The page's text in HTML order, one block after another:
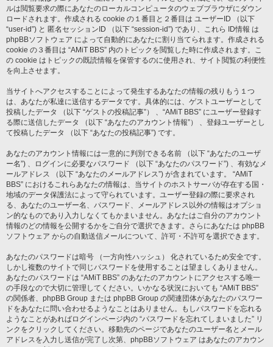
ルは閲覧要求の際にあなたのローカルコンピュータのウェブブラウザにダウン
ロードされます。作成される cookie の１番目と２番目は ユーザーID （以下
“user-id”) と 匿名セッションID （以下 “session-id”) であり、これら ID情報 は
phpBBソフトウェア によって自動的にあなたに割り当てられます。作成される
cookie の３番目は “AMiT BBS” 内のトピックを閲覧した時に作成されます。こ
の cookie はトピックの既読情報を保管するのに使用され、サイト閲覧の利便性
を向上させます。
当サイトへアクセスすることによって発生するあなたの情報の残りもう１つ
は、あなたが私達に送信するデータです。具体的には、ゲストユーザーとして
投稿したデータ （以下 “ゲストの投稿記事”） 、“AMiT BBS” にユーザー登録す
る際に送信したデータ （以下 “あなたのアカウント情報”） 、登録ユーザーとし
て投稿したデータ （以下 “あなたの投稿記事”) です。
あなたのアカウント情報には一意的に判別できる名前 （以下 “あなたのユーザ
ー名”) 、ログインに必要なパスワード （以下 “あなたのパスワード”) 、有効なメ
ールアドレス （以下 “あなたのメールアドレス”) が含まれています。 “AMiT
BBS” におけるこれらあなたの情報は、当サイトのホストサーバが存在する国・
地域のデータ保護法によって守られています。ユーザー登録の際に要求され
る、あなたのユーザー名、パスワード、メールアドレス以外の情報はオプショ
ン的なものであり入力しなくてもかまいません。あなたはご自分のアカウント
情報のどの情報を公開するかをご自分で選択できます。さらにあなたは phpBB
ソフトウェア からの自動送信メールについて、許可・不許可を選択できます。
あなたのパスワードは暗号 （一方向性ハッシュ） 化されているため安全です。
しかし複数のサイトで同じパスワードを使用することは望ましくありません。
あなたのパスワードは “AMiT BBS” のあなたのアカウントにアクセスする唯一
の手段なので大切に管理してください。いかなる状況においても “AMiT BBS”
の関係者、phpBB Group または phpBB Group の関連団体があなたのパスワー
ドをあなたに問い合わせるようなことはありません。もしパスワードを忘れる
ようなことがあればログインページ内の “パスワードを忘れてしまいました” リ
ンクをクリックしてください。移動先のページであなたのユーザー名とメール
アドレスを入力し送信が完了し次第、phpBBソフトウェア はあなたのアカウン